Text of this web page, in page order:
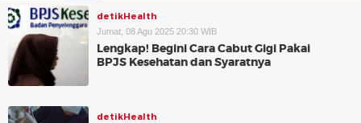
detikHealth
Jumat, 08 Agu 2025 20:30 WIB
Lengkap! Begini Cara Cabut Gigi Pakai
BPJS Kesehatan dan Syaratnya
detikHealth